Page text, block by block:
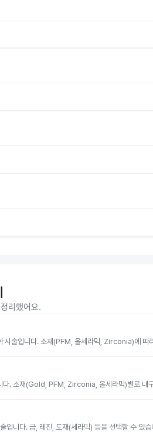
리했어요.
시술입니다. 소재(PFM, 올세라믹, Zirconia)에 따
다. 소재(Gold, PFM, Zirconia, 올세라믹)별로 내
입니다. 금, 레진, 도재(세라믹) 등을 선택할 수 있습